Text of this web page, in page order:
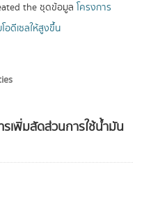
เพิ่มสัดส่วนการใช้น้ำมัน
the ชุดข้อมูล โครงการ
อดีเซลให้สูงขึ้น